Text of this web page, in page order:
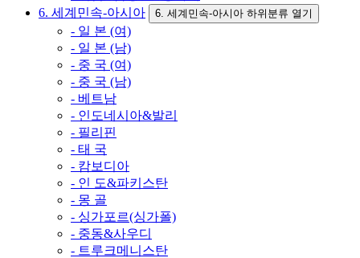
6. 세계민속-아시아
6. 세계민속-아시아 하위분류 열기
- 일 본 (여)
- 일 본 (남)
- 중 국 (여)
- 중 국 (남)
- 베트남
- 인도네시아&발리
- 필리핀
- 태 국
- 캄보디아
- 인 도&파키스탄
- 몽 골
- 싱가포르(싱가폴)
- 중동&사우디
- 트루크메니스탄